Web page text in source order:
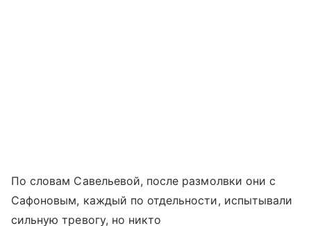
По словам Савельевой, после размолвки они с
Сафоновым, каждый по отдельности, испытывали
сильную тревогу, но никто